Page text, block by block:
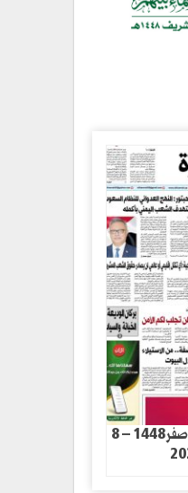
صحيفة الثورة السبت 25 صفر1448 – 8